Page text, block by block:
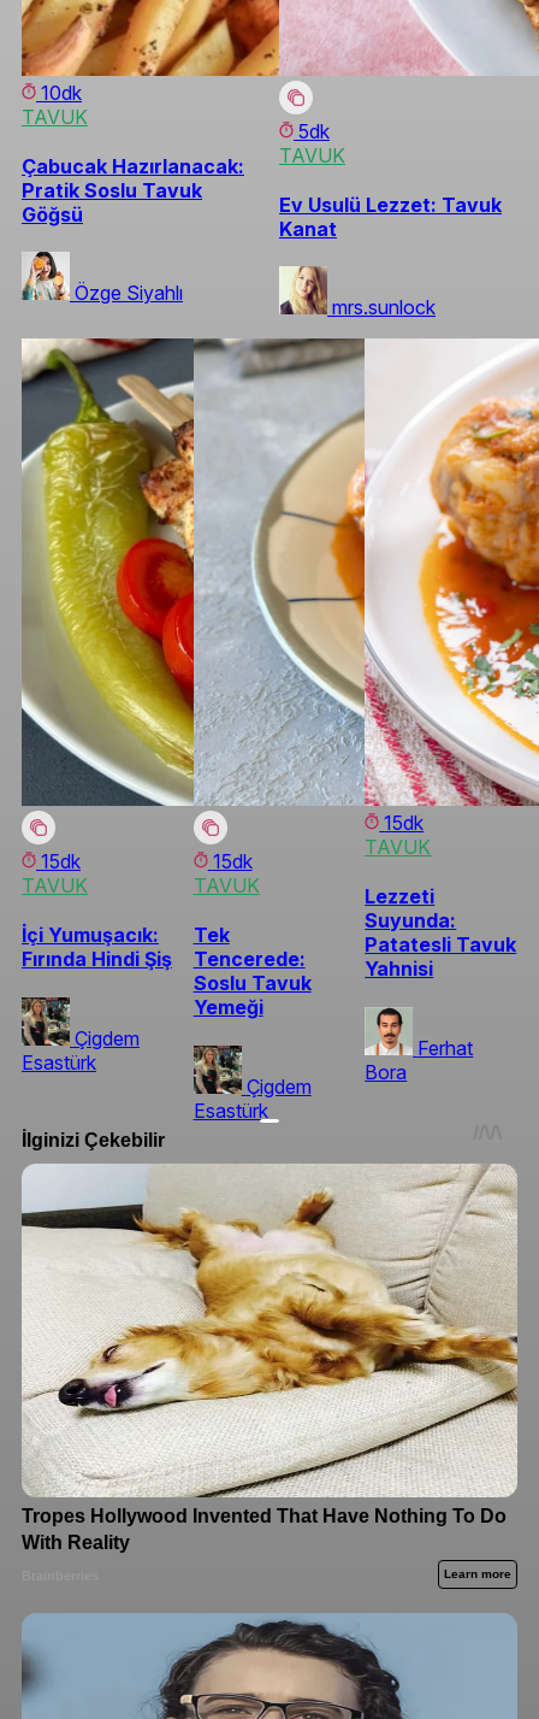
10dk
TAVUK
Çabucak Hazırlanacak:
Pratik Soslu Tavuk
Göğsü
Özge Siyahlı
5dk
TAVUK
Ev Usulü Lezzet: Tavuk
Kanat
mrs.sunlock
15dk
TAVUK
İçi Yumuşacık:
Fırında Hindi Şiş
Çigdem
Esastürk
15dk
TAVUK
Tek
Tencerede:
Soslu Tavuk
Yemeği
Çigdem
Esastürk
15dk
TAVUK
Lezzeti
Suyunda:
Patatesli Tavuk
Yahnisi
Ferhat
Bora